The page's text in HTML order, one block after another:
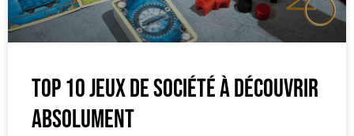
Top 10 jeux de société à découvrir
absolument